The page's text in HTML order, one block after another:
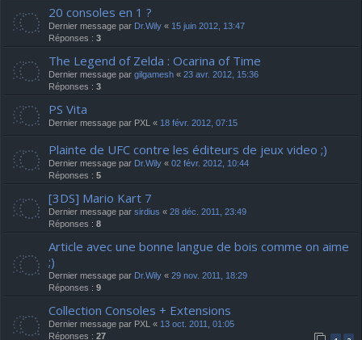
20 consoles en 1 ?
Dernier message par Dr.Wily « 15 juin 2012, 13:47
Réponses : 3
The Legend of Zelda : Ocarina of Time
Dernier message par gilgamesh « 23 avr. 2012, 15:36
Réponses : 3
PS Vita
Dernier message par PXL « 18 févr. 2012, 07:15
Plainte de UFC contre les éditeurs de jeux video ;)
Dernier message par Dr.Wily « 02 févr. 2012, 10:44
Réponses : 5
[3DS] Mario Kart 7
Dernier message par sirdius « 28 déc. 2011, 23:49
Réponses : 8
Article avec une bonne langue de bois comme on aime
;)
Dernier message par Dr.Wily « 29 nov. 2011, 18:29
Réponses : 9
Collection Consoles + Extensions
Dernier message par PXL « 13 oct. 2011, 01:05
Réponses : 27